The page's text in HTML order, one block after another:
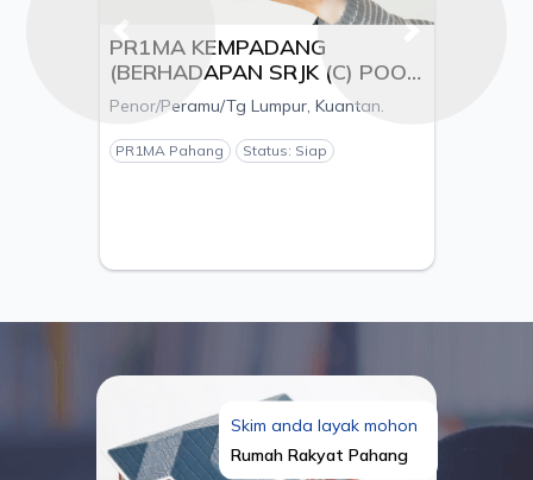
PR1MA KEMPADANG
(BERHADAPAN SRJK (C) POOI
MING), MUKIM KUALA
KUANTAN, DAERAH
KUANTAN, PAHANG - PEMAJU
ESTANIA S/B
Penor/Peramu/Tg Lumpur, Kuantan.
PR1MA Pahang Status: Siap
Previous
Skim anda layak mohon
Rumah Rakyat Pahang